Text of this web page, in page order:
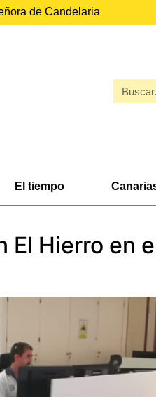
de Candelaria
El tiempo
El Hierro en